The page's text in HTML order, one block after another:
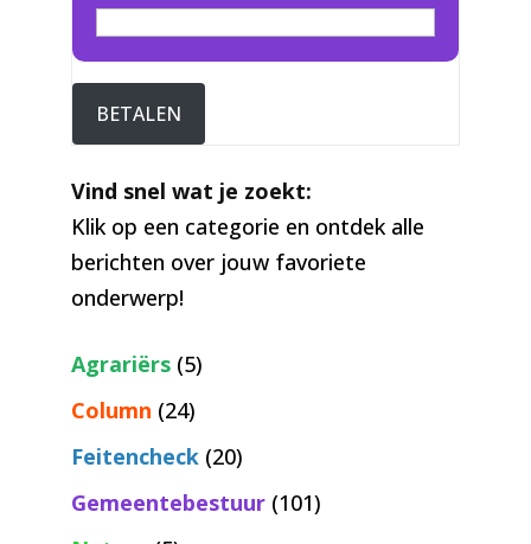
BETALEN
Vind snel wat je zoekt:
Klik op een categorie en ontdek alle
berichten over jouw favoriete
onderwerp!
Agrariërs(5)
Column (24)
Feitencheck(20)
Gemeentebestuur(101)